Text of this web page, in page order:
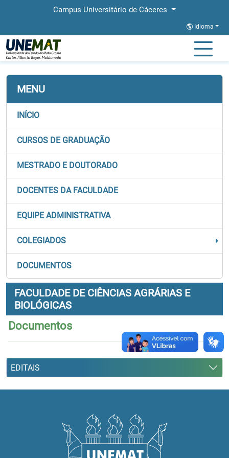
Campus Universitário de Cáceres
Idioma
Página Inicial
MENU
INÍCIO
CURSOS DE GRADUAÇÃO
MESTRADO E DOUTORADO
DOCENTES DA FACULDADE
EQUIPE ADMINISTRATIVA
COLEGIADOS
DOCUMENTOS
FACULDADE DE CIÊNCIAS AGRÁRIAS E
BIOLÓGICAS
Documentos
EDITAIS